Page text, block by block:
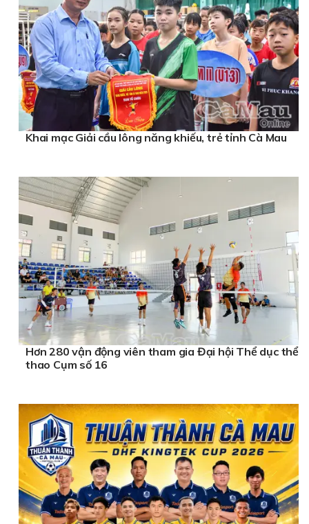
Khai mạc Giải cầu lông năng khiếu, trẻ tỉnh Cà Mau
Hơn 280 vận động viên tham gia Đại hội Thể dục thể
thao Cụm số 16